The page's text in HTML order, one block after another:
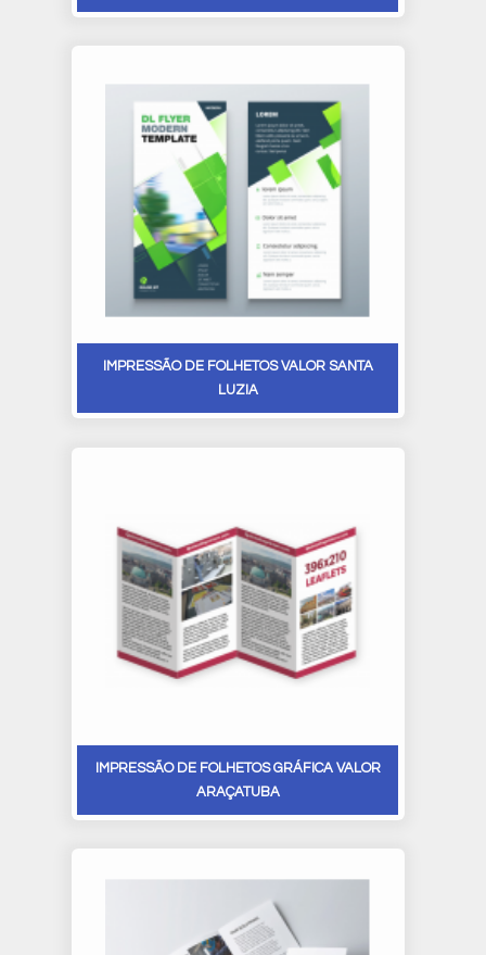
IMPRESSÃO DE FOLHETOS VALOR SANTA
LUZIA
IMPRESSÃO DE FOLHETOS GRÁFICA VALOR
ARAÇATUBA